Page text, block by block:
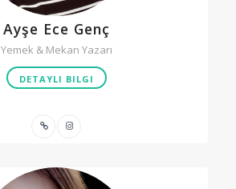
Ayşe Ece Genç
Yemek & Mekan Yazarı
DETAYLI BILGI